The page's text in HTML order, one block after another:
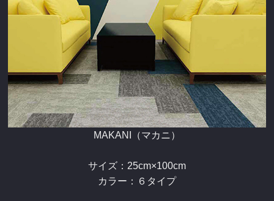
MAKANI（マカニ）
サイズ：25cm×100cm
カラー：６タイプ